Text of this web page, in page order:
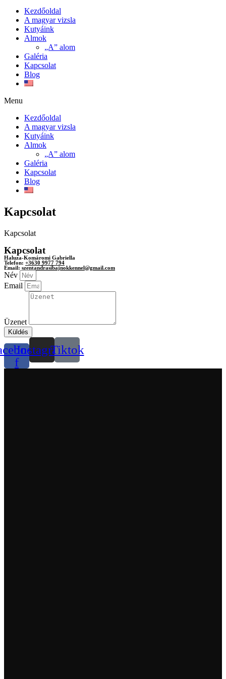
Kezdőoldal
A magyar vizsla
Kutyáink
Almok
„A” alom
Galéria
Kapcsolat
Blog
Menu
Kezdőoldal
A magyar vizsla
Kutyáink
Almok
„A” alom
Galéria
Kapcsolat
Blog
Kapcsolat
Kapcsolat
Kapcsolat
Haluza-Komáromi Gabriella
Telefon: +3630 9977 794
Email: szentandrasibajnokkennel@gmail.com
Név
Email
Üzenet
Küldés
f
InstagramTiktok